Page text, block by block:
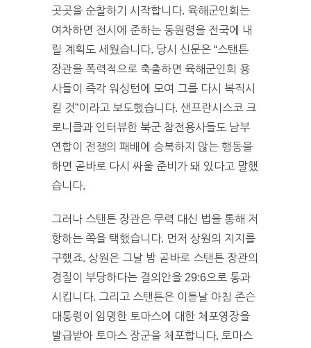
곳곳을 순찰하기 시작합니다. 육해군인회는
여차하면 전시에 준하는 동원령을 전국에 내
릴 계획도 세웠습니다. 당시 신문은 “스탠튼
장관을 폭력적으로 축출하면 육해군인회 용
사들이 즉각 워싱턴에 모여 그를 다시 복직시
킬 것”이라고 보도했습니다. 샌프란시스코 크
로니클과 인터뷰한 북군 참전용사들도 남부
연합이 전쟁의 패배에 승복하지 않는 행동을
하면 곧바로 다시 싸울 준비가 돼 있다고 말했
습니다.
그러나 스탠튼 장관은 무력 대신 법을 통해 저
항하는 쪽을 택했습니다. 먼저 상원의 지지를
구했죠. 상원은 그날 밤 곧바로 스탠튼 장관의
경질이 부당하다는 결의안을 29:6으로 통과
시킵니다. 그리고 스탠튼은 이튿날 아침 존슨
대통령이 임명한 토마스에 대한 체포영장을
발급받아 토마스 장군을 체포합니다. 토마스